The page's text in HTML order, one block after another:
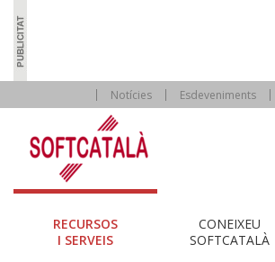
Notícies Esdeveniments
RECURSOS
I SERVEIS
CONEIXEU
SOFTCATALÀ